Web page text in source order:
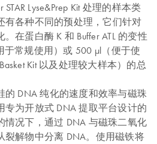
Lyse&Prep Kit 处理的样本类
有各种不同的预处理，它们针对
在蛋白酶 K 和 Buffer ATL 的变性
常规使用）或 500 µl（便于使
Kit 以及处理较大样本）的总
DNA 纯化的速度和效率与磁珠
专为开放式 DNA 提取平台设计的
情况下，通过 DNA 与磁珠二氧化
裂解物中分离 DNA。使用磁铁将